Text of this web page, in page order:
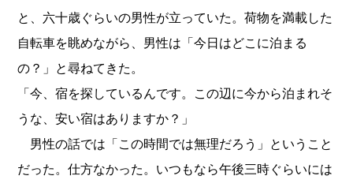
と、六十歳ぐらいの男性が立っていた。荷物を満載した
自転車を眺めながら、男性は「今日はどこに泊まる
の？」と尋ねてきた。
「今、宿を探しているんです。この辺に今から泊まれそ
うな、安い宿はありますか？」
男性の話では「この時間では無理だろう」ということ
だった。仕方なかった。いつもなら午後三時ぐらいには